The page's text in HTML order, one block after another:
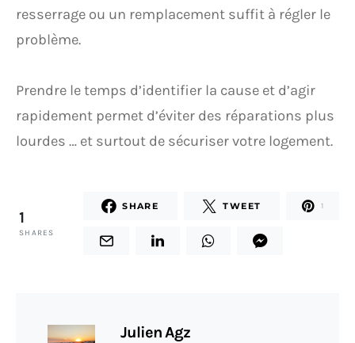
resserrage ou un remplacement suffit à régler le
problème.
Prendre le temps d’identifier la cause et d’agir
rapidement permet d’éviter des réparations plus
lourdes … et surtout de sécuriser votre logement.
1
SHARES
SHARE TWEET 1
Julien Agz